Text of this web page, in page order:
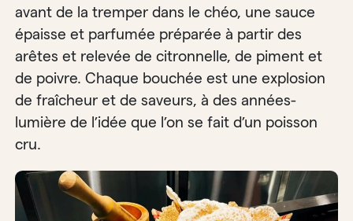
avant de la tremper dans le chéo, une sauce
épaisse et parfumée préparée à partir des
arêtes et relevée de citronnelle, de piment et
de poivre. Chaque bouchée est une explosion
de fraîcheur et de saveurs, à des années-
lumière de l’idée que l’on se fait d’un poisson
cru.